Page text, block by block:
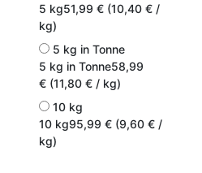
5 kg51,99 € (10,40 € /
kg)
5 kg in Tonne
5 kg in Tonne58,99
€ (11,80 € / kg)
10 kg
10 kg95,99 € (9,60 € /
kg)